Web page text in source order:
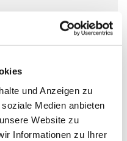
und Anzeigen zu
Medien anbieten
Website zu
Informationen zu Ihrer
aus Basteln,